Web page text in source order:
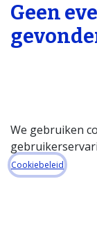
Geen
Startpagina
Over de
Wat kost de
Hoe werkt de
We gebruiken
Cookiebeleid